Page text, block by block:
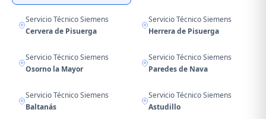
Servicio Técnico Siemens
Cervera de Pisuerga
Servicio Técnico Siemens
Herrera de Pisuerga
Servicio Técnico Siemens
Osorno la Mayor
Servicio Técnico Siemens
Paredes de Nava
Servicio Técnico Siemens
Baltanás
Servicio Técnico Siemens
Astudillo